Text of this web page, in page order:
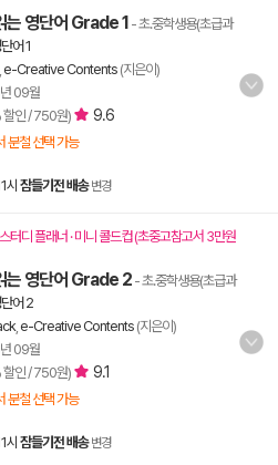
는 영단어 Grade 1 - 초.중학생용(초급과
어 1
e-Creative Contents (지은이)
09월
할인 / 750원) 9.6
분철 선택 가능
시 잠들기전 배송 변경
터디 플래너 · 미니 콜드컵 (초중고참고서 3만원
는 영단어 Grade 2- 초.중학생용(초급과
어 2
, e-Creative Contents (지은이)
09월
할인 / 750원) 9.1
분철 선택 가능
시 잠들기전 배송 변경